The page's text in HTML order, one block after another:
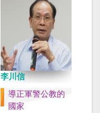
李川信
導正軍警公教的
國家